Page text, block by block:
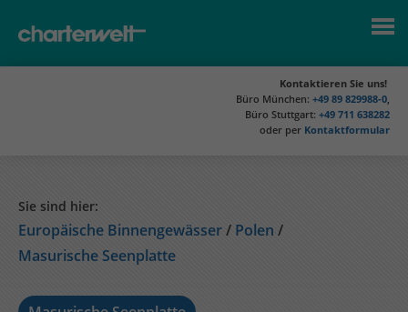
Kontaktieren Sie uns!
Büro München: +49 89 829988-0,
Büro Stuttgart: +49 711 638282
oder per Kontaktformular
Sie sind hier:
Europäische Binnengewässer
Polen
Masurische Seenplatte